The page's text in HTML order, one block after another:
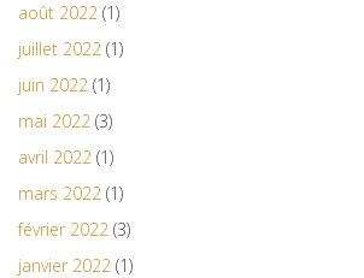
août 2022 (1)
juillet 2022 (1)
juin 2022 (1)
mai 2022 (3)
avril 2022 (1)
mars 2022 (1)
février 2022 (3)
janvier 2022 (1)